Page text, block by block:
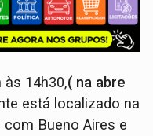
14h30,( na abre
está localizado na
com Bueno Aires e